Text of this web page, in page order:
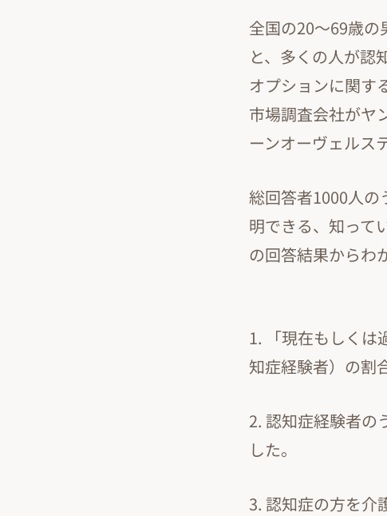
全国の20～69歳の
と、多くの人が認
オプションに関す
市場調査会社がヤ
ーンオーヴェルス
総回答者1000人
明できる、知って
の回答結果からわ
1. 「現在もしくは
知症経験者）の割
2. 認知症経験者の
した。
3. 認知症の方を介